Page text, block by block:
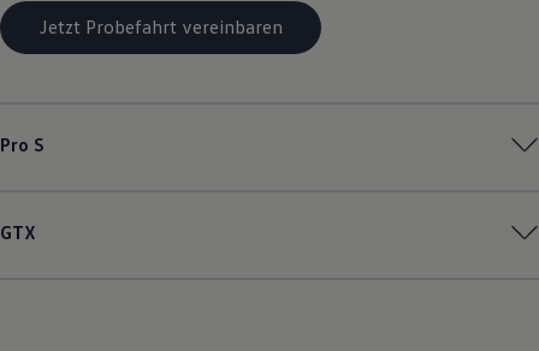
Jetzt Probefahrt vereinbaren
Pro S
GTX